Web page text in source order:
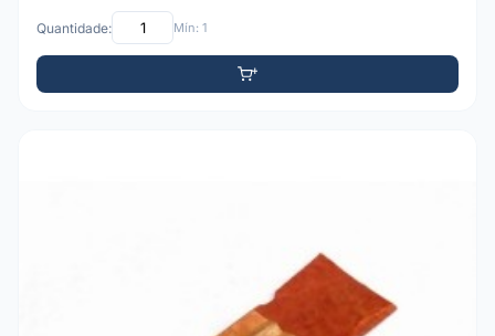
Quantidade: Mín: 1